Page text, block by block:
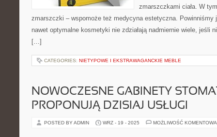
zmarszczkami ciała. W
zmarszczki – wspomoże też medycyna estetyczna. Powinniśmy
nawet optymalne kosmetyki nie zdziałają nadmiernie wiele, jeśli
[…]
CATEGORIES: NIETYPOWE I EKSTRAWAGANCKIE MEBLE
NOWOCZESNE GABINETY
PROPONUJĄ DZISIAJ USŁUGI
POSTED BY ADMIN WRZ - 19 - 2025 MOŻLIWOŚĆ